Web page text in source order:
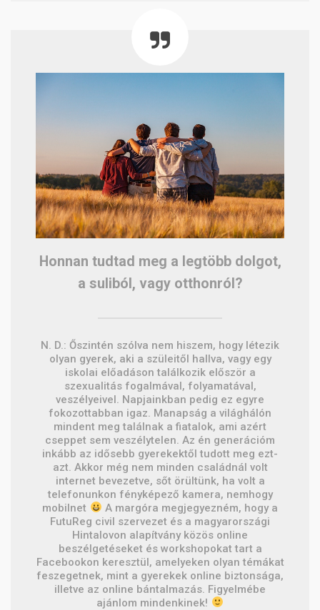
Honnan tudtad meg a legtöbb dolgot,
a suliból, vagy otthonról?
N. D.: Őszintén szólva nem hiszem, hogy létezik
olyan gyerek, aki a szüleitől hallva, vagy egy
iskolai előadáson találkozik először a
szexualitás fogalmával, folyamatával,
veszélyeivel. Napjainkban pedig ez egyre
fokozottabban igaz. Manapság a világhálón
mindent meg találnak a fiatalok, ami azért
cseppet sem veszélytelen. Az én generációm
inkább az idősebb gyerekektől tudott meg ezt-
azt. Akkor még nem minden családnál volt
internet bevezetve, sőt örültünk, ha volt a
telefonunkon fényképező kamera, nemhogy
mobilnet
A margóra megjegyezném, hogy a
FutuReg civil szervezet és a magyarországi
Hintalovon alapítvány közös online
beszélgetéseket és workshopokat tart a
Facebookon keresztül, amelyeken olyan témákat
feszegetnek, mint a gyerekek online biztonsága,
illetve az online bántalmazás. Figyelmébe
ajánlom mindenkinek!